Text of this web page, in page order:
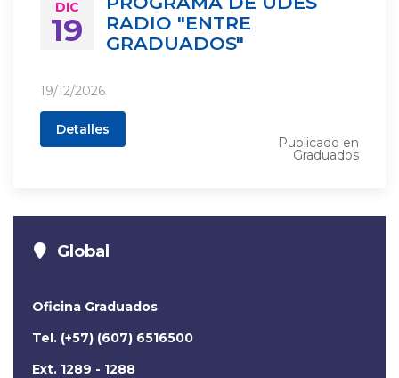
DIC
19
RADIO "ENTRE
GRADUADOS"
19/12/2026
Detalles
Publicado en
Graduados
Global
Oficina Graduados
Tel. (+57) (607) 6516500
Ext. 1289 - 1288